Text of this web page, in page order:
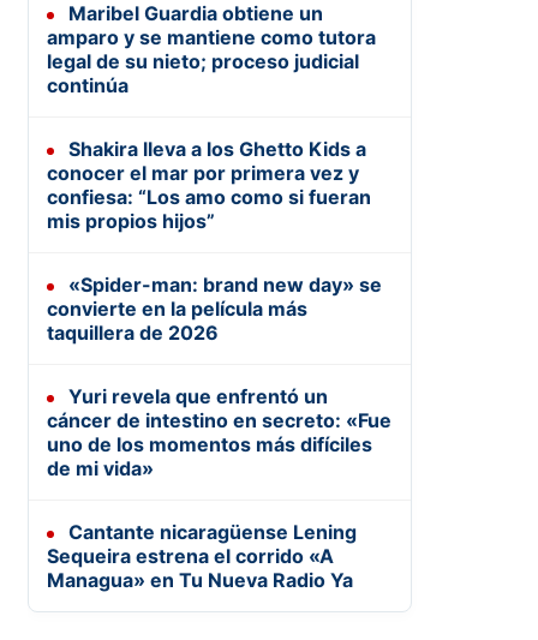
Maribel Guardia obtiene un
amparo y se mantiene como tutora
legal de su nieto; proceso judicial
continúa
Shakira lleva a los Ghetto Kids a
conocer el mar por primera vez y
confiesa: “Los amo como si fueran
mis propios hijos”
«Spider-man: brand new day» se
convierte en la película más
taquillera de 2026
Yuri revela que enfrentó un
cáncer de intestino en secreto: «Fue
uno de los momentos más difíciles
de mi vida»
Cantante nicaragüense Lening
Sequeira estrena el corrido «A
Managua» en Tu Nueva Radio Ya